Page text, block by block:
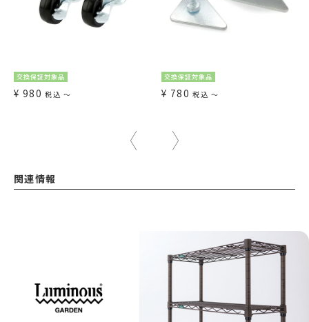
交換保証対象品
¥ 980 税込 〜
交換保証対象品
¥ 780 税込 〜
関連情報